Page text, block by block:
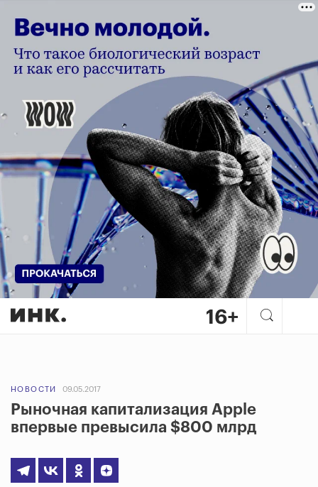
НОВОСТИ 09.05.2017
Рыночная капитализация Apple
впервые превысила $800 млрд